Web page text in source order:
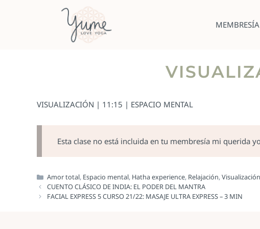
MEMBRESÍA
VISUALIZACIÓN | 11:15 | ESPACIO MENTAL
Esta clase no está incluida en tu membresía mi querida
Amor total, Espacio mental, Hatha experience, Relajación,Visualización
CUENTO CLÁSICO DE INDIA: EL PODER DEL MANTRA
FACIAL EXPRESS 5 CURSO 21/22: MASAJE ULTRA EXPRESS – 3 MIN